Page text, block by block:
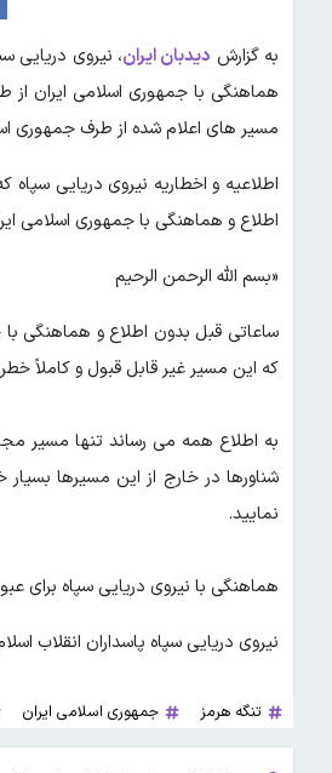
به گزارش دیدبان ایران، نیروی دریایی
هماهنگی با جمهوری اسلامی ایران از
مسیر های اعلام شده از طرف جمهوری
اطلاع و هماهنگی با جمهوری اسلامی
«بسم الله الرحمن الرحیم
ساعاتی قبل بدون اطلاع و هماهنگی
که این مسیر غیر قابل قبول و کاملاً
به اطلاع همه می رساند تنها مسیر
شناورها در خارج از این مسیرها
نمایید.
هماهنگی با نیروی دریایی سپاه برای عبور از تنگه هرمز از طریق کانال
نیروی دریایی سپاه پاسداران انقلاب
تنگه هرمز جمهوری اسلامی ایران